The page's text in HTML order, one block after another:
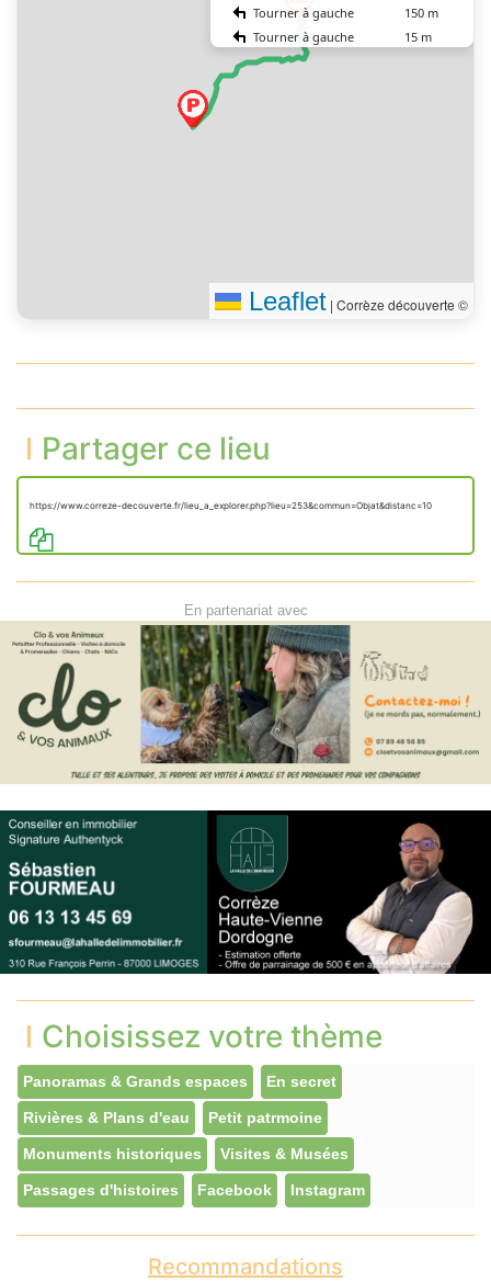
Tourner à gauche
150 m
Tourner à gauche
15 m
Tourner à gauche
Leaflet | Corrèze découverte ©
Partager ce lieu
https://www.correze-decouverte.fr/lieu_a_explorer.php?lieu=253&commun=Objat&distanc=10
En partenariat avec
Choisissez votre thème
Panoramas & Grands espaces En secret
Rivières & Plans d'eau Petit patrmoine
Monuments historiques Visites & Musées
Passages d'histoires Facebook Instagram
Recommandations